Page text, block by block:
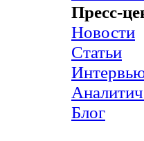
Пресс-
Новости
Статьи
Блог